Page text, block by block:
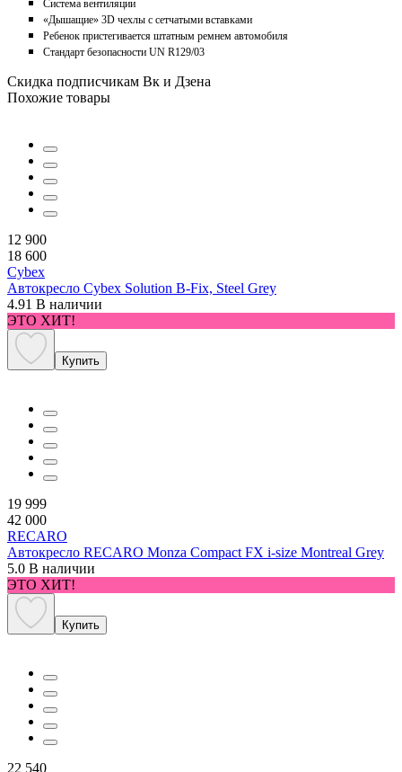
Система вентиляции
«Дышащие» 3D чехлы с сетчатыми вставками
Ребенок пристегивается штатным ремнем автомобиля
Стандарт безопасности UN R129/03
Скидка подписчикам Вк и Дзена
Похожие товары
12 900
18 600
Cybex
Автокресло Cybex Solution B-Fix, Steel Grey
4.91 В наличии
ЭТО ХИТ!
Купить
19 999
42 000
RECARO
Автокресло RECARO Monza Compact FX i-size Montreal Grey
5.0 В наличии
ЭТО ХИТ!
Купить
22 540